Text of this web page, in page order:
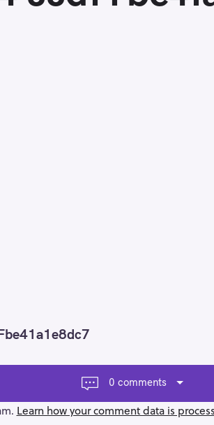
0 comments
Learn how your comment data is